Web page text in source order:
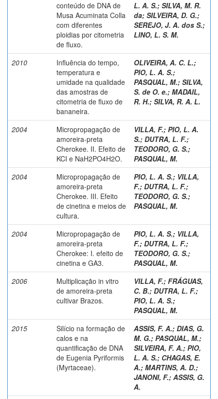
conteúdo de DNA de
Musa Acuminata Colla
com diferentes
ploidias por citometria
de fluxo.
L. A. S.; SILVA, M. R.
da; SILVEIRA, D. G.;
SEREJO, J. A. dos S.;
LINO, L. S. M.
2010
Influência do tempo,
temperatura e
umidade na qualidade
das amostras de
citometria de fluxo de
bananeira.
OLIVEIRA, A. C. L.;
PIO, L. A. S.;
PASQUAL, M.; SILVA,
S. de O. e.; MADAIL,
R. H.; SILVA, R. A. L.
2004
Micropropagação de
amoreira-preta
Cherokee. II. Efeito de
KCI e NaH2PO4H2O.
VILLA, F.; PIO, L. A.
S.; DUTRA, L. F.;
TEODORO, G. S.;
PASQUAL, M.
2004
Micropropagação de
amoreira-preta
Cherokee. III. Efeito
de cinetina e meios de
cultura.
PIO, L. A. S.; VILLA,
F.; DUTRA, L. F.;
TEODORO, G. S.;
PASQUAL, M.
2004
Micropropagação de
amoreira-preta
Cherokee: I. efeito de
cinetina e GA3.
PIO, L. A. S.; VILLA,
F.; DUTRA, L. F.;
TEODORO, G. S.;
PASQUAL, M.
2006
Multiplicação in vitro
de amoreira-preta
cultivar Brazos.
VILLA, F.; FRÁGUAS,
C. B.; DUTRA, L. F.;
PIO, L. A. S.;
PASQUAL, M.
2015
Silício na formação de
calos e na
quantificação de DNA
de Eugenia Pyriformis
(Myrtaceae).
ASSIS, F. A.; DIAS, G.
M. G.; PASQUAL, M.;
SILVEIRA, F. A.; PIO,
L. A. S.; CHAGAS, E.
A.; MARTINS, A. D.;
JANONI, F.; ASSIS, G.
A.